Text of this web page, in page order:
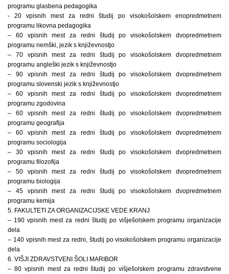
programu glasbena pedagogika
- 20 vpisnih mest za redni študij po visokošolskem enopredmetnem
programu likovna pedagogika
– 60 vpisnih mest za redni študij po visokošolskem dvopredmetnem
programu nemški, jezik s književnostjo
– 70 vpisnih mest za redni študij po visokošolskem dvopredmetnem
programu angleški jezik s književnostjo
– 90 vpisnih mest za redni študij po visokošolskem dvopredmetnem
programu slovenski jezik s književnostjo
– 60 vpisnih mest za redni študij po visokošolskem dvopredmetnem
programu zgodovina
– 60 vpisnih mest za redni študij po visokošolskem dvopredmetnem
programu geografija
– 60 vpisnih mest za redni študij po visokošolskem dvopredmetnem
programu sociologija
– 30 vpisnih mest za redni študij po visokošolskem dvopredmetnem
programu filozofija
– 50 vpisnih mest za redni študij po visokošolskem dvopredmetnem
programu biologija
– 45 vpisnih mest za redni študij po visokošolskem dvopredmetnem
programu kemija
5. FAKULTETI ZA ORGANIZACIJSKE VEDE KRANJ
– 190 vpisnih mest za redni študij po višješolskem programu organizacije
dela
– 140 vpisnih mest za redni, študij po visokošolskem programu organizacije
dela
6. VIŠJI ZDRAVSTVENI ŠOLI MARIBOR
– 80 vpisnih mest za redni študij po višješolskem programu zdravstvene